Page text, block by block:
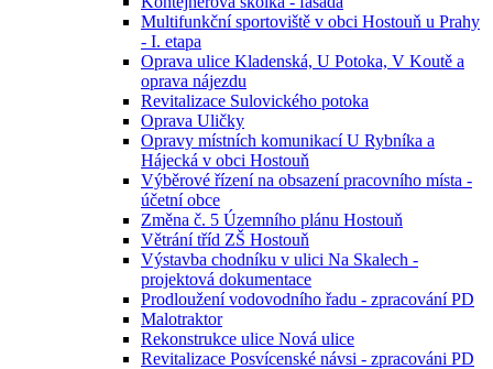
Multifunkční sportoviště v obci Hostouň u Prahy
- I. etapa
Oprava ulice Kladenská, U Potoka, V Koutě a
oprava nájezdu
Revitalizace Sulovického potoka
Oprava Uličky
Opravy místních komunikací U Rybníka a
Hájecká v obci Hostouň
Výběrové řízení na obsazení pracovního místa -
účetní obce
Změna č. 5 Územního plánu Hostouň
Větrání tříd ZŠ Hostouň
Výstavba chodníku v ulici Na Skalech -
projektová dokumentace
Prodloužení vodovodního řadu - zpracování PD
Malotraktor
Rekonstrukce ulice Nová ulice
Revitalizace Posvícenské návsi - zpracováni PD